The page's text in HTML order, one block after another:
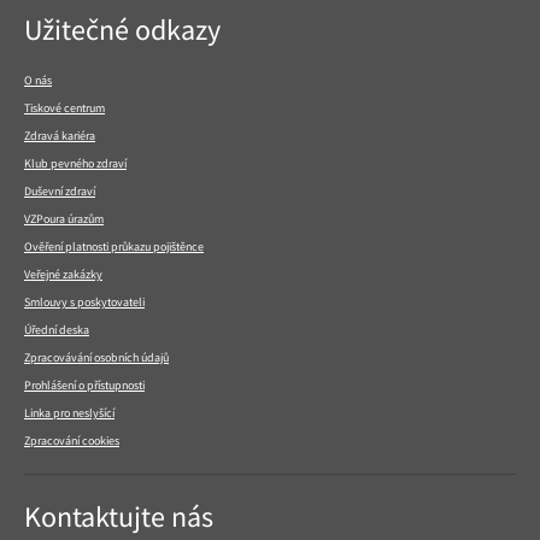
Navigace
v
Užitečné odkazy
O nás
Tiskové centrum
Zdravá kariéra
Klub pevného zdraví
Duševní zdraví
VZPoura úrazům
Ověření platnosti průkazu pojištěnce
Veřejné zakázky
Smlouvy s poskytovateli
Úřední deska
Zpracovávání osobních údajů
Prohlášení o přístupnosti
Linka pro neslyšící
Zpracování cookies
Kontaktujte nás